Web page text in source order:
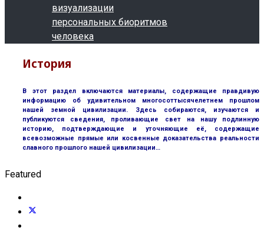
визуализации
персональных биоритмов
человека
История
В этот раздел включаются материалы, содержащие правдивую
информацию об удивительном многосоттысячелетнем прошлом
нашей земной цивилизации. Здесь собираются, изучаются и
публикуются сведения, проливающие свет на нашу подлинную
историю, подтверждающие и уточняющие её, содержащие
всевозможные прямые или косвенные доказательства реальности
славного прошлого нашей цивилизации…
Featured